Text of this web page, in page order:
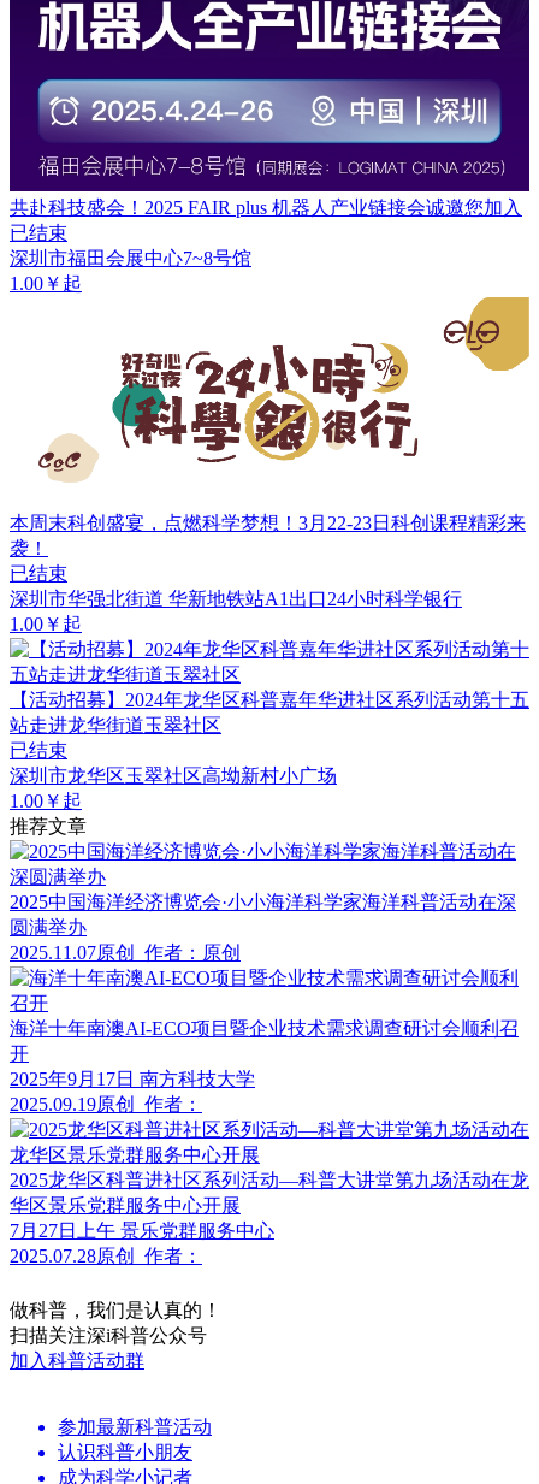
共赴科技盛会！2025 FAIR plus 机器人产业链接会诚邀您加入
已结束
深圳市福田会展中心7~8号馆
1.00￥起
本周末科创盛宴，点燃科学梦想！3月22-23日科创课程精彩来
袭！
已结束
深圳市华强北街道 华新地铁站A1出口24小时科学银行
1.00￥起
【活动招募】2024年龙华区科普嘉年华进社区系列活动第十五
站走进龙华街道玉翠社区
已结束
深圳市龙华区玉翠社区高坳新村小广场
1.00￥起
推荐文章
2025中国海洋经济博览会·小小海洋科学家海洋科普活动在深
圆满举办
2025.11.07原创 作者：原创
海洋十年南澳AI-ECO项目暨企业技术需求调查研讨会顺利召
开
2025年9月17日 南方科技大学
2025.09.19原创 作者：
2025龙华区科普进社区系列活动—科普大讲堂第九场活动在龙
华区景乐党群服务中心开展
7月27日上午 景乐党群服务中心
2025.07.28原创 作者：
做科普，我们是认真的！
扫描关注深i科普公众号
加入科普活动群
参加最新科普活动
认识科普小朋友
成为科学小记者